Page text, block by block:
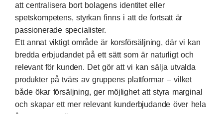
att centralisera bort bolagens identitet eller
spetskompetens, styrkan finns i att de fortsatt är
passionerade specialister.
Ett annat viktigt område är korsförsäljning, där vi kan
bredda erbjudandet på ett sätt som är naturligt och
relevant för kunden. Det gör att vi kan sälja utvalda
produkter på tvärs av gruppens plattformar – vilket
både ökar försäljning, ger möjlighet att styra marginal
och skapar ett mer relevant kunderbjudande över hela